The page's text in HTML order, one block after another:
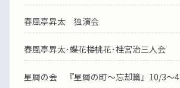
春風亭昇太 独演会
春風亭昇太･蝶花楼桃花･桂宮治三人会
星屑の会 『星屑の町～忘却篇』10/3～4